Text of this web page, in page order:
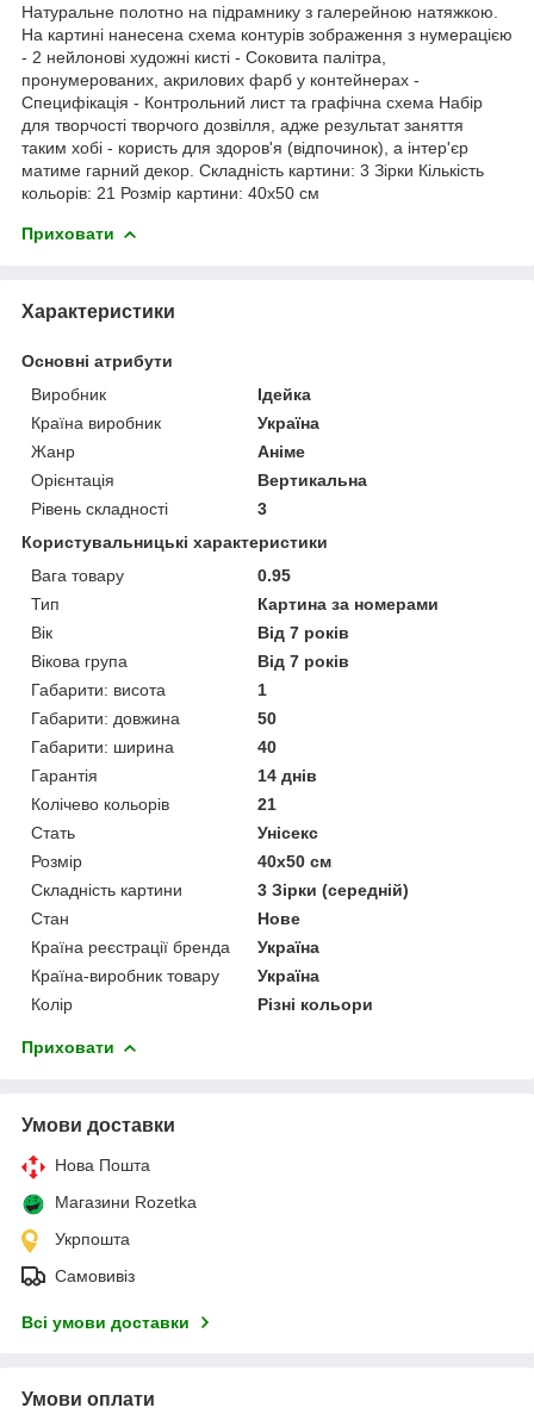
Натуральне полотно на підрамнику з галерейною натяжкою.
На картині нанесена схема контурів зображення з нумерацією
- 2 нейлонові художні кисті - Соковита палітра,
пронумерованих, акрилових фарб у контейнерах -
Специфікація - Контрольний лист та графічна схема Набір
для творчості творчого дозвілля, адже результат заняття
таким хобі - користь для здоров'я (відпочинок), а інтер'єр
матиме гарний декор. Складність картини: 3 Зірки Кількість
кольорів: 21 Розмір картини: 40х50 см
Приховати
Характеристики
Основні атрибути
Виробник
Ідейка
Країна виробник
Україна
Жанр
Аніме
Орієнтація
Вертикальна
Рівень складності
3
Користувальницькі характеристики
Вага товару
0.95
Тип
Картина за номерами
Вік
Від 7 років
Вікова група
Від 7 років
Габарити: висота
1
Габарити: довжина
50
Габарити: ширина
40
Гарантія
14 днів
Колічево кольорів
21
Стать
Унісекс
Розмір
40х50 см
Складність картини
3 Зірки (середній)
Стан
Нове
Країна реєстрації бренда
Україна
Країна-виробник товару
Україна
Колір
Різні кольори
Приховати
Умови доставки
Нова Пошта
Магазини Rozetka
Укрпошта
Самовивіз
Всі умови доставки
Умови оплати